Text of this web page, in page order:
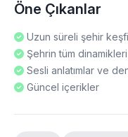
Öne Çıkanlar
Uzun süreli şehir keşfi
Şehrin tüm
Sesli anlatımlar ve
Güncel içerikler